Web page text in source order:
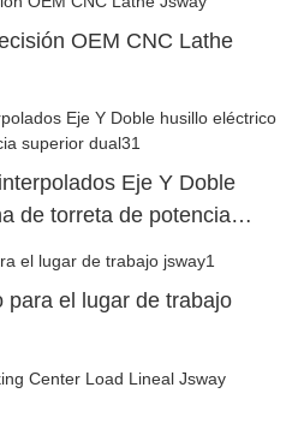
OEM CNC Lathe
Eje Y Doble
de torreta de potencia
para el lugar de trabajo